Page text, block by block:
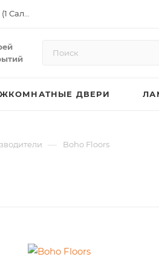
(1 Салон )
ДВЕРИ
— Boho Floors